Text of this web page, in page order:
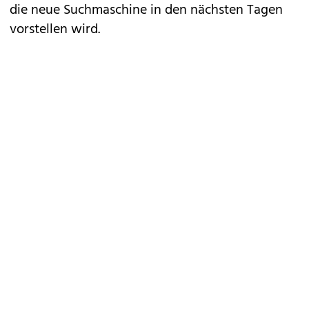
die neue Suchmaschine in den nächsten Tagen
vorstellen wird.